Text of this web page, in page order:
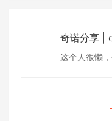
奇诺分享 |
这个人很懒